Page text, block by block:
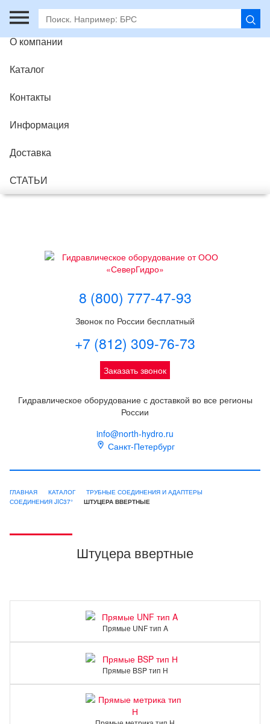
Главная
О компании
Каталог
Контакты
Информация
Доставка
СТАТЬИ
8 (800) 777-47-93
Звонок по России бесплатный
+7 (812) 309-76-73
Заказать звонок
Гидравлическое оборудование с доставкой во все регионы
России
info@north-hydro.ru
Санкт-Петербург
ГЛАВНАЯ КАТАЛОГ
ТРУБНЫЕ СОЕДИНЕНИЯ И АДАПТЕРЫ
СОЕДИНЕНИЯ JIC37°
ШТУЦЕРА ВВЕРТНЫЕ
Штуцера ввертные
Прямые UNF тип A
Прямые BSP тип Н